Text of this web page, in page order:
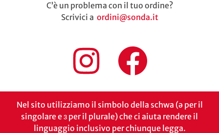
C’è un problema con il tuo ordine?
Scrivici a ordini@sonda.it
Nel sito utilizziamo il simbolo della schwa (ə per il
singolare e ɜ per il plurale) che ci aiuta rendere il
linguaggio inclusivo per chiunque legga.